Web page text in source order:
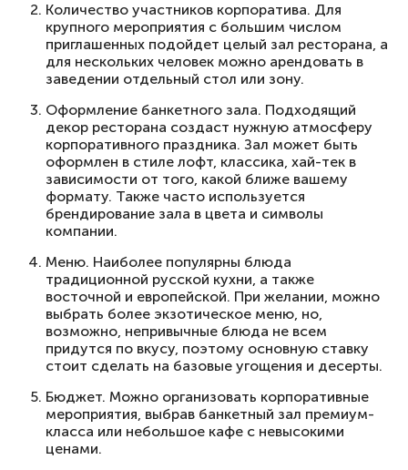
Количество участников корпоратива. Для
крупного мероприятия с большим числом
приглашенных подойдет целый зал ресторана, а
для нескольких человек можно арендовать в
заведении отдельный стол или зону.
Оформление банкетного зала. Подходящий
декор ресторана создаст нужную атмосферу
корпоративного праздника. Зал может быть
оформлен в стиле лофт, классика, хай-тек в
зависимости от того, какой ближе вашему
формату. Также часто используется
брендирование зала в цвета и символы
компании.
Меню. Наиболее популярны блюда
традиционной русской кухни, а также
восточной и европейской. При желании, можно
выбрать более экзотическое меню, но,
возможно, непривычные блюда не всем
придутся по вкусу, поэтому основную ставку
стоит сделать на базовые угощения и десерты.
Бюджет. Можно организовать корпоративные
мероприятия, выбрав банкетный зал премиум-
класса или небольшое кафе с невысокими
ценами.